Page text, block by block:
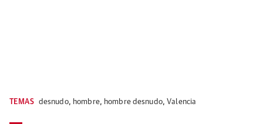
TEMAS desnudo, hombre, hombre desnudo,Valencia